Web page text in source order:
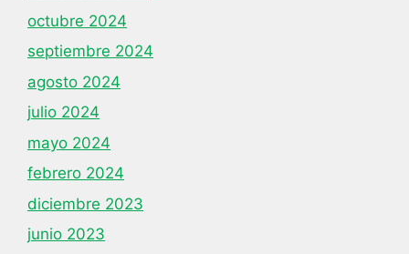
octubre 2024
septiembre 2024
agosto 2024
julio 2024
mayo 2024
febrero 2024
diciembre 2023
junio 2023